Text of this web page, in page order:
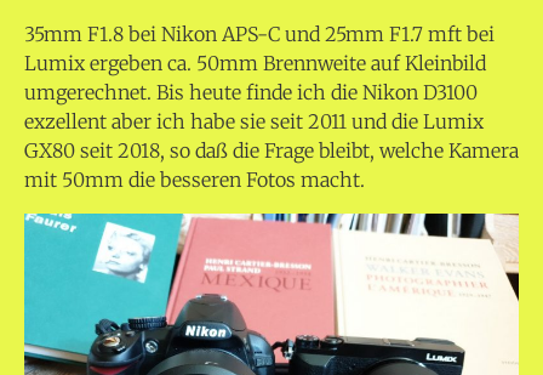
35mm F1.8 bei Nikon APS-C und 25mm F1.7 mft bei
Lumix ergeben ca. 50mm Brennweite auf Kleinbild
umgerechnet. Bis heute finde ich die Nikon D3100
exzellent aber ich habe sie seit 2011 und die Lumix
GX80 seit 2018, so daß die Frage bleibt, welche Kamera
mit 50mm die besseren Fotos macht.